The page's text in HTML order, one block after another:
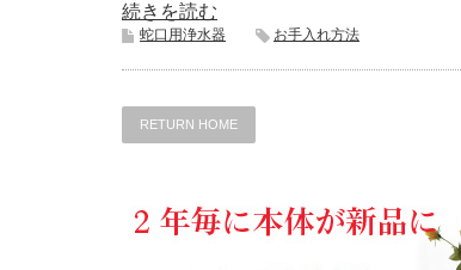
続きを読む
蛇口用浄水器 お手入れ方法
RETURN HOME